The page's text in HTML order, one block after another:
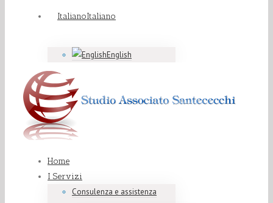
Italiano
English
Home
I Servizi
Consulenza e assistenza